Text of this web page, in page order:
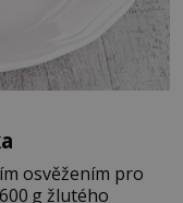
osvěžením pro